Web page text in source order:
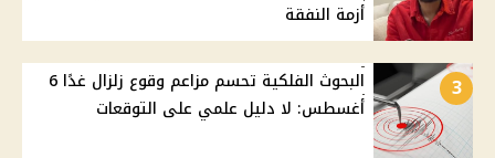
أزمة النفقة
3
البحوث الفلكية تحسم مزاعم وقوع زلزال غدًا 6
أغسطس: لا دليل علمي على التوقعات